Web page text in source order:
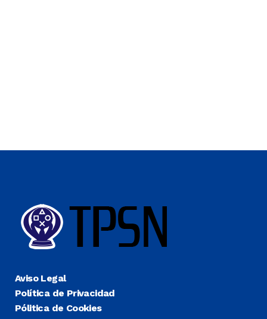
Aviso Legal
Política de Privacidad
Pólitica de Cookies